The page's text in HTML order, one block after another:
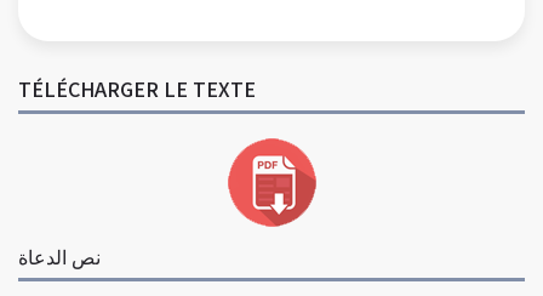
TÉLÉCHARGER LE TEXTE
نص الدعاة